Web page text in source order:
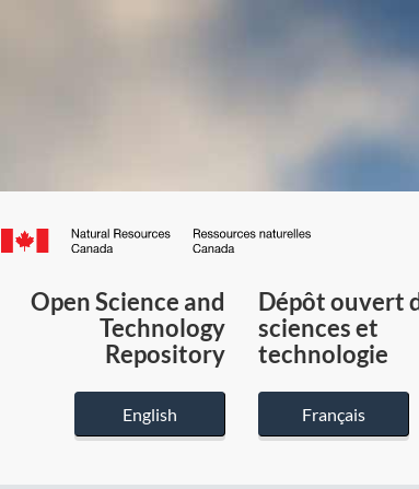
Canada.ca
du
Canada
Open Science and
Technology
Repository
English
Dépôt ouvert
sciences et
technologie
Français